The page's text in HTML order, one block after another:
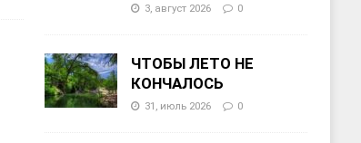
3, август 2026 0
ЧТОБЫ ЛЕТО НЕ
КОНЧАЛОСЬ
31, июль 2026 0